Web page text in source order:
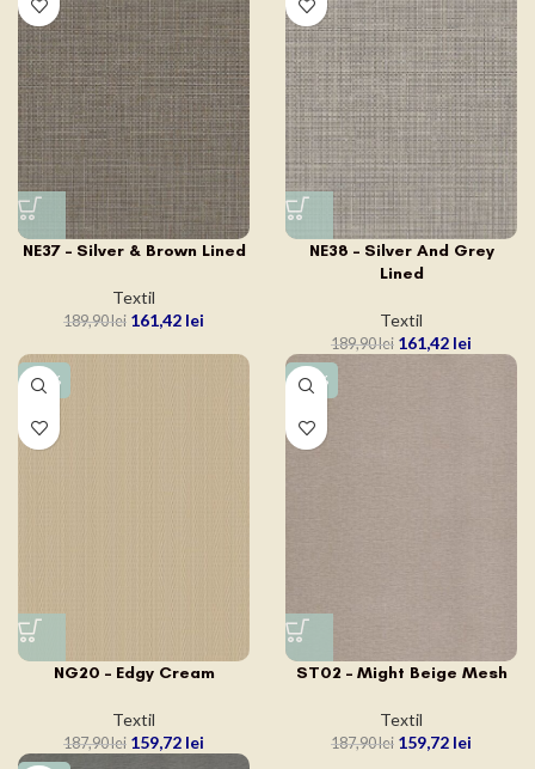
NE37 – Silver & Brown Lined
Textil
189,90lei 161,42 lei
NE38 – Silver And Grey
Lined
Textil
189,90lei 161,42 lei
-15%
NG20 – Edgy Cream
Textil
187,90lei 159,72 lei
-15%
ST02 – Might Beige Mesh
Textil
187,90lei 159,72 lei